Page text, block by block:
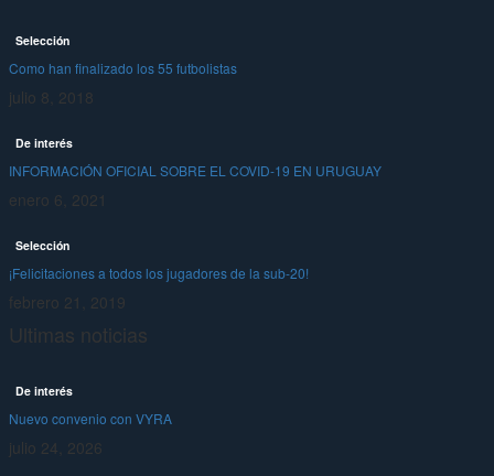
Selección
Como han finalizado los 55 futbolistas
julio 8, 2018
De interés
INFORMACIÓN OFICIAL SOBRE EL COVID-19 EN URUGUAY
enero 6, 2021
Selección
¡Felicitaciones a todos los jugadores de la sub-20!
febrero 21, 2019
Ultimas noticias
De interés
Nuevo convenio con VYRA
julio 24, 2026